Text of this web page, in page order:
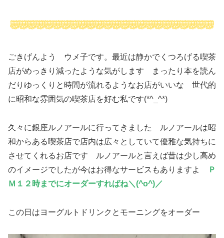
ごきげんよう ウメ子です。最近は静かでくつろげる喫茶
店がめっきり減ったような気がします まったり本を読ん
だりゆっくりと時間が流れるようなお店がいいな 世代的
に昭和な雰囲気の喫茶店を好む私です(*^_^*)
久々に銀座ルノアールに行ってきました ルノアールは昭
和からある喫茶店で店内は広々としていて優雅な気持ちに
させてくれるお店です ルノアールと言えば昔は少し高め
のイメージでしたが今はお得なサービスもありますよ
Ｐ
Ｍ１２時までにオーダーすればね＼(^o^)／
この日はヨーグルトドリンクとモーニングをオーダー